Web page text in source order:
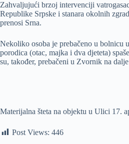
Zahvaljujući brzoj intervenciji
Republike Srpske i stanara okolnih
prenosi Srna.
Nekoliko osoba je prebačeno u bolnicu
porodica (otac, majka i dva djeteta)
su, također, prebačeni u Zvornik na
Materijalna šteta na objektu u Ulici 17.
Post Views: 446